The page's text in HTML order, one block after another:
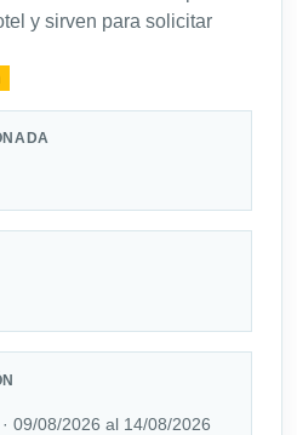
y sirven para solicitar
09/08/2026 al 14/08/2026